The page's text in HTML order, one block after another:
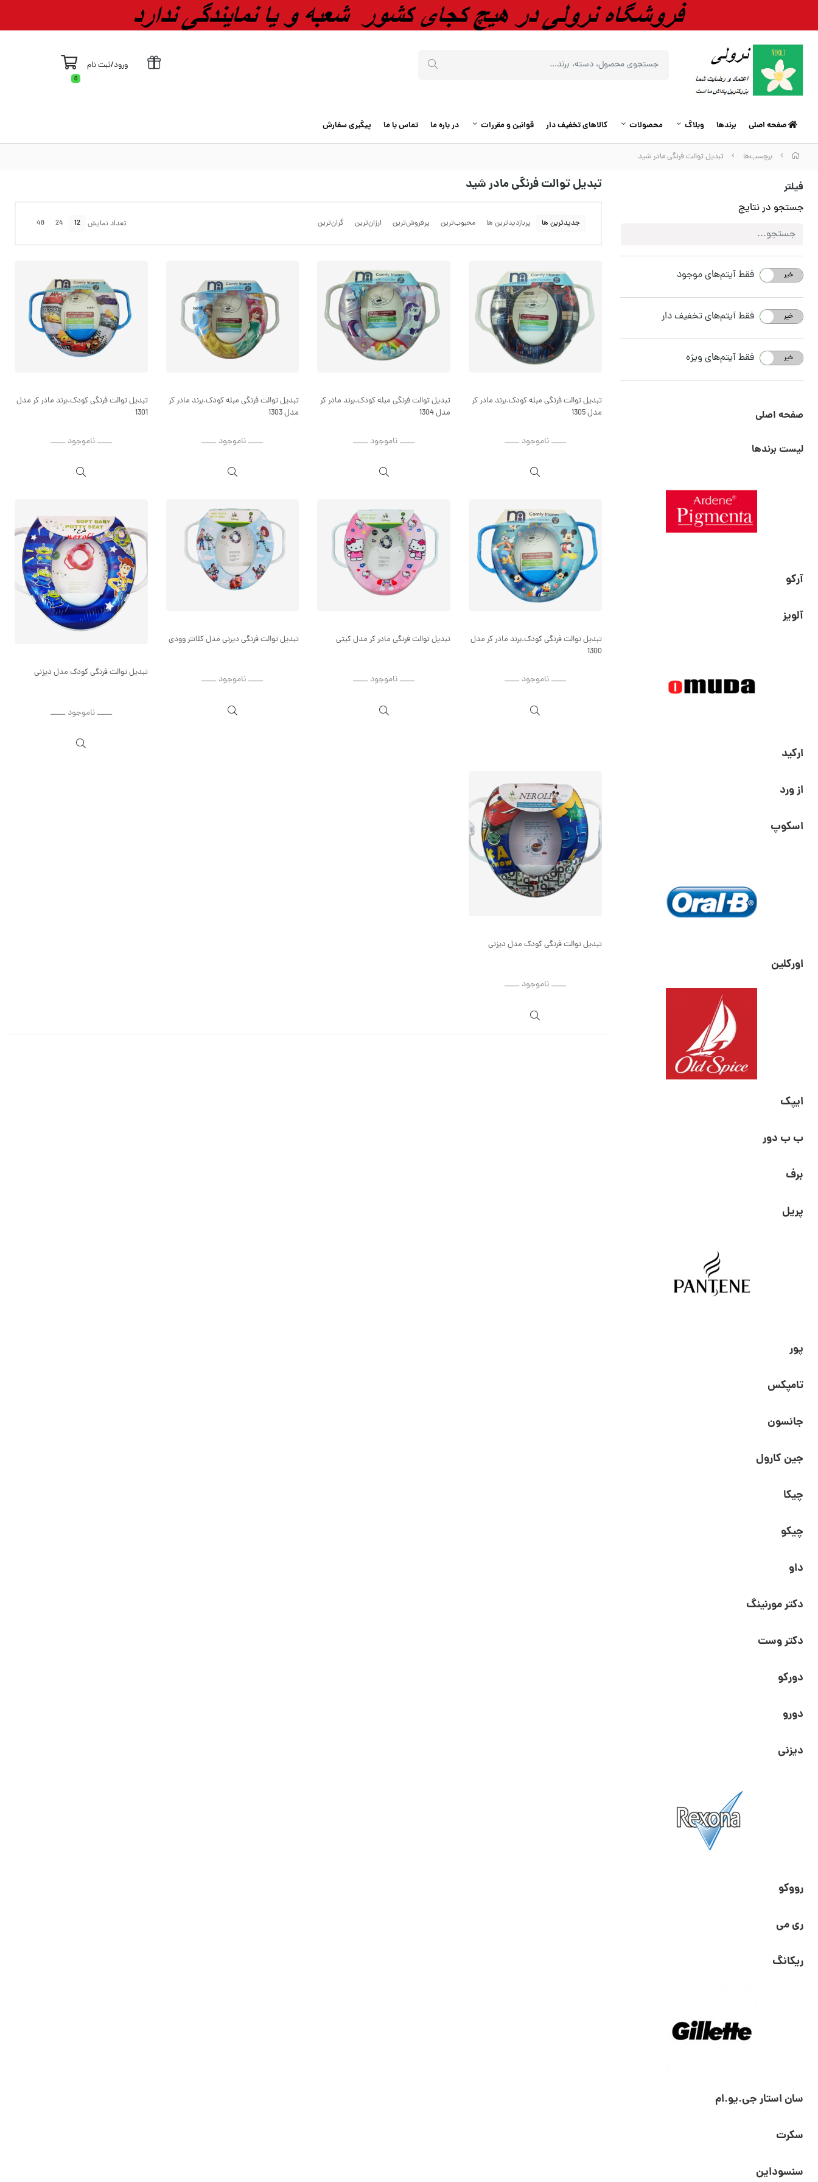
ورود/ثبت نام
0
صفحه اصلی برندها وبلاگ محصولات کالاهای تخفیف دار قوانین و مقررات در باره ما تماس با ما پیگیری سفارش
برچسب‌ها تبدیل توالت فرنگی مادر شید
فیلتر
جستجو در نتایج
بله خیر فقط آیتم‌های موجود
بله خیر فقط آیتم‌های تخفیف دار
بله خیر فقط آیتم‌های ویژه
صفحه اصلی
لیست برندها
آرکو
آلویز
ارکید
از ورد
اسکوپ
اورکلین
ایپک
ب ب دور
برف
پریل
پور
تامپکس
جانسون
جین کارول
چیکا
چیکو
داو
دکتر مورنینگ
دکتر وست
دورکو
دورو
دیزنی
رووکو
ری می
ریکانگ
سان استار جی.یو.ام
سکرت
سنسوداین
تبدیل توالت فرنگی مادر شید
جدیدترین ها پربازدیدترین ها محبوب‌‌ترین پرفروش‌ترین ارزان‌ترین گران‌ترین تعداد نمایش 12
24
48
تبدیل توالت فرنگی مبله کودک.برند مادر کر
مدل 1305
ــــــ ناموجود ــــــ
تبدیل توالت فرنگی مبله کودک.برند مادر کر
مدل 1304
ــــــ ناموجود ــــــ
تبدیل توالت فرنگی مبله کودک.برند مادر کر
مدل 1303
ــــــ ناموجود ــــــ
تبدیل توالت فرنگی کودک.برند مادر کر مدل
1301
ــــــ ناموجود ــــــ
تبدیل توالت فرنگی کودک.برند مادر کر مدل
1300
ــــــ ناموجود ــــــ
تبدیل توالت فرنگی مادر کر مدل کیتی
ــــــ ناموجود ــــــ
تبدیل توالت فرنگی دیرنی مدل کلانتر وودی
ــــــ ناموجود ــــــ
تبدیل توالت فرنگی کودک مدل دیزنی
ــــــ ناموجود ــــــ
تبدیل توالت فرنگی کودک مدل دیزنی
ــــــ ناموجود ــــــ